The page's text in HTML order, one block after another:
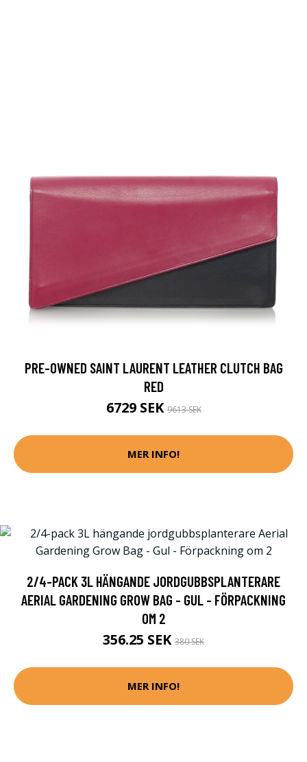
PRE-OWNED SAINT LAURENT LEATHER CLUTCH BAG
RED
6729 SEK9613 SEK
MER INFO!
2/4-PACK 3L HÄNGANDE JORDGUBBSPLANTERARE
AERIAL GARDENING GROW BAG - GUL - FÖRPACKNING
OM 2
356.25 SEK 380 SEK
MER INFO!